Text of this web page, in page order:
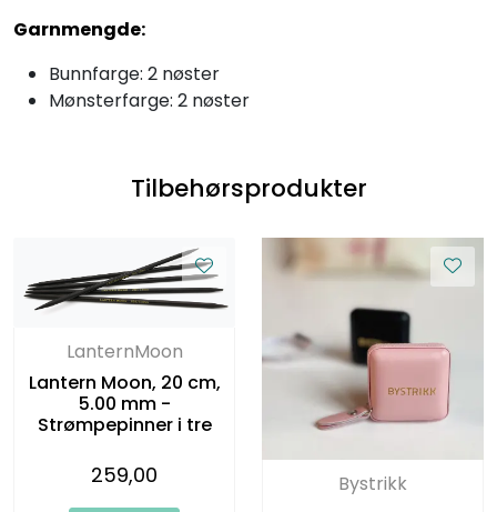
Garnmengde:
Bunnfarge: 2 nøster
Mønsterfarge: 2 nøster
Tilbehørsprodukter
LanternMoon
Lantern Moon, 20 cm,
5.00 mm -
Strømpepinner i tre
259,00
Bystrikk